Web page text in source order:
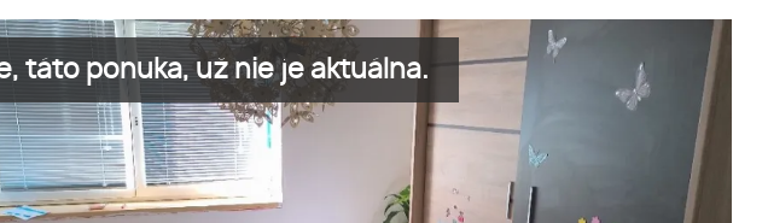
táto ponuka, už nie je aktuálna.